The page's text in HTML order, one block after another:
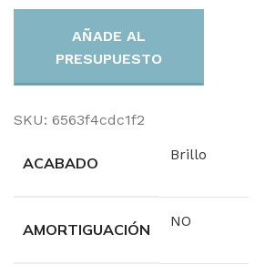
AÑADE AL
PRESUPUESTO
SKU: 6563f4cdc1f2
ACABADO Brillo
AMORTIGUACIÓN NO